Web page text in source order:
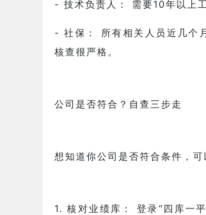
- 技术负责人： 需要10年以上
- 社保： 所有相关人员近几个
核查很严格。
公司是否符合？自查三步走
想知道你公司是否符合条件，可
1. 核对业绩库： 登录“四库一